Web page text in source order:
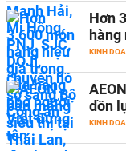
Hơn
KINH
dồn
KINH